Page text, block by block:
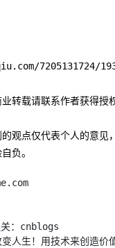
7205131724/
转载请联系作者获得授
观点仅代表个人的意见
负。
关：cnblogs
人生！用技术来创造价